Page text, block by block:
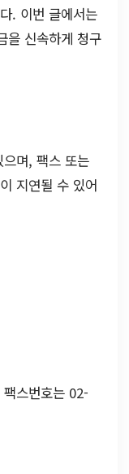
. 이번 글에서는
을 신속하게 청구
며, 팩스 또는
지연될 수 있어
스번호는 02-